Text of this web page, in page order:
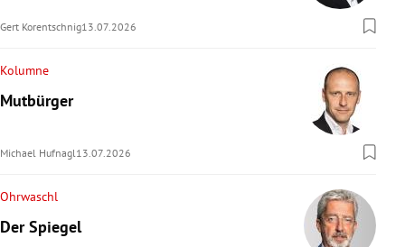
Gert Korentschnig13.07.2026
Kolumne
Mutbürger
Michael Hufnagl 13.07.2026
Ohrwaschl
Der Spiegel